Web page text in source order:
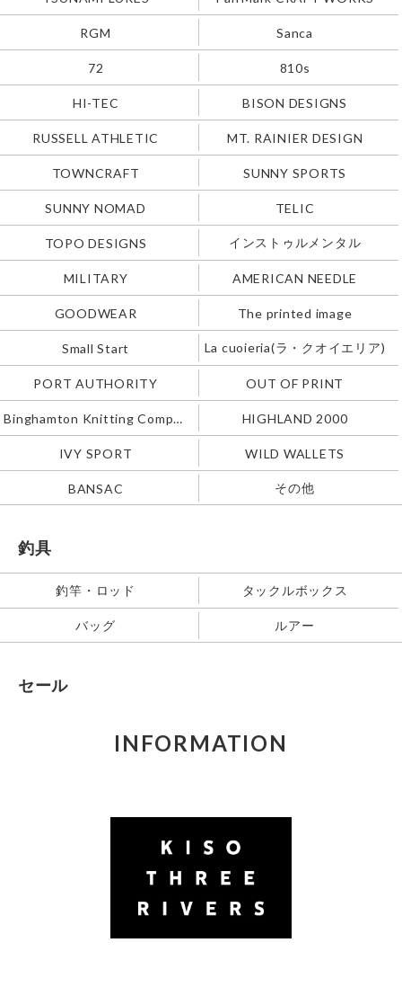
RGM Sanca
72 810s
HI-TEC BISON DESIGNS
RUSSELL ATHLETIC MT. RAINIER DESIGN
TOWNCRAFT SUNNY SPORTS
SUNNY NOMAD TELIC
TOPO DESIGNS インストゥルメンタル
MILITARY AMERICAN NEEDLE
GOODWEAR The printed image
Small Start La cuoieria(ラ・クオイエリア)
PORT AUTHORITY OUT OF PRINT
Binghamton Knitting Company HIGHLAND 2000
IVY SPORT WILD WALLETS
BANSAC その他
釣具
釣竿・ロッド タックルボックス
バッグ ルアー
セール
INFORMATION